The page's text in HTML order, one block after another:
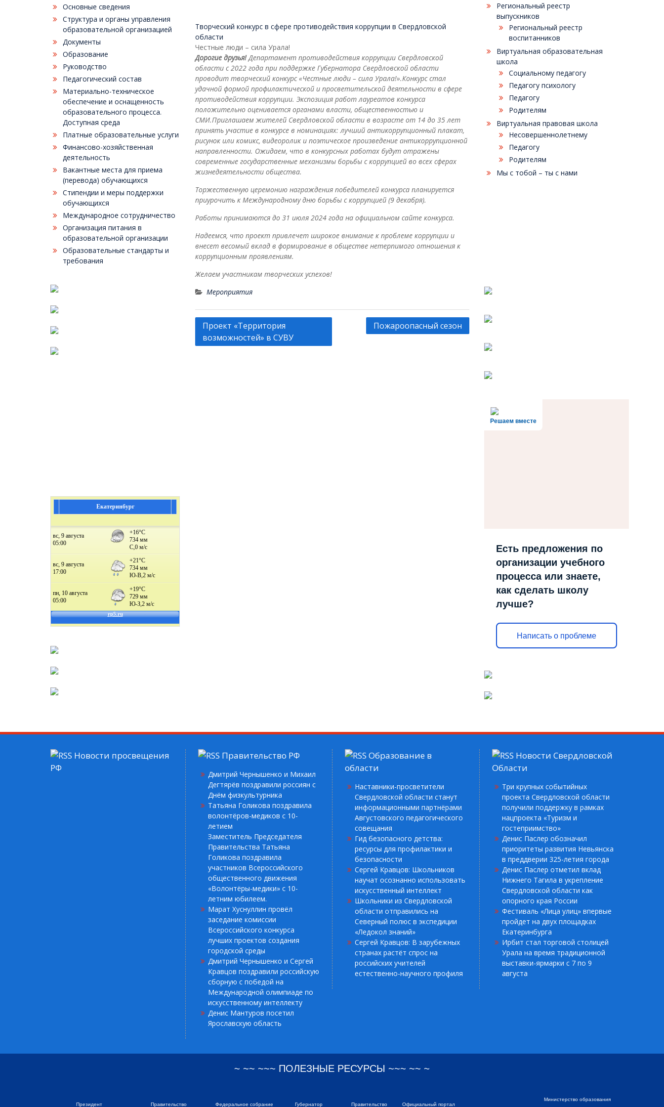
Творческий конкурс в сфере противодействия коррупции в Свердловской
области
Честные люди – сила Урала!
Дорогие друзья!Департамент противодействия коррупции Свердловской
области с 2022 года при поддержке Губернатора Свердловской области
проводит творческий конкурс «Честные люди – сила Урала!».Конкурс стал
удачной формой профилактической и просветительской деятельности в сфере
противодействия коррупции. Экспозиция работ лауреатов конкурса
положительно оценивается органами власти, общественностью и
СМИ.Приглашаем жителей Свердловской области в возрасте от 14 до 35 лет
принять участие в конкурсе в номинациях: лучший антикоррупционный плакат,
рисунок или комикс, видеоролик и поэтическое произведение антикоррупционной
направленности. Ожидаем, что в конкурсных работах будут отражены
современные государственные механизмы борьбы с коррупцией во всех сферах
жизнедеятельности общества.
Торжественную церемонию награждения победителей конкурса планируется
приурочить к Международному дню борьбы с коррупцией (9 декабря).
Работы принимаются до 31 июля 2024 года на официальном сайте конкурса.
Надеемся, что проект привлечет широкое внимание к проблеме коррупции и
внесет весомый вклад в формирование в обществе нетерпимого отношения к
коррупционным проявлениям.
Желаем участникам творческих успехов!
Мероприятия
Навигация
по
Проект «Территория
возможностей» в СУВУ
Пожароопасный сезон
Основные сведения
Структура и органы управления
образовательной организацией
Документы
Образование
Руководство
Педагогический состав
Материально-техническое
обеспечение и оснащенность
образовательного процесса.
Доступная среда
Платные образовательные услуги
Финансово-хозяйственная
деятельность
Вакантные места для приема
(перевода) обучающихся
Стипендии и меры поддержки
обучающихся
Международное сотрудничество
Организация питания в
образовательной организации
Образовательные стандарты и
требования
Екатеринбург
Региональный реестр
выпускников
Региональный реестр
воспитанников
Виртуальная образовательная
школа
Социальному педагогу
Педагогу психологу
Педагогу
Родителям
Виртуальная правовая школа
Несовершеннолетнему
Педагогу
Родителям
Мы с тобой – ты с нами
Решаем вместе
Есть предложения по
организации учебного
процесса или знаете,
как сделать школу
лучше?
Написать о проблеме
Новости просвещения
РФ
Правительство РФ
Дмитрий Чернышенко и Михаил
Дегтярёв поздравили россиян с
Днём физкультурника
Татьяна Голикова поздравила
волонтёров-медиков с 10-
летием
Заместитель Председателя
Правительства Татьяна
Голикова поздравила
участников Всероссийского
общественного движения
«Волонтёры-медики» с 10-
летним юбилеем.
Марат Хуснуллин провёл
заседание комиссии
Всероссийского конкурса
лучших проектов создания
городской среды
Дмитрий Чернышенко и Сергей
Кравцов поздравили российскую
сборную с победой на
Международной олимпиаде по
искусственному интеллекту
Денис Мантуров посетил
Ярославскую область
Образование в
области
Наставники-просветители
Свердловской области станут
информационными партнёрами
Августовского педагогического
совещания
Гид безопасного детства:
ресурсы для профилактики и
безопасности
Сергей Кравцов: Школьников
научат осознанно использовать
искусственный интеллект
Школьники из Свердловской
области отправились на
Северный полюс в экспедиции
«Ледокол знаний»
Сергей Кравцов: В зарубежных
странах растёт спрос на
российских учителей
естественно-научного профиля
Новости Свердловской
Области
Три крупных событийных
проекта Свердловской области
получили поддержку в рамках
нацпроекта «Туризм и
гостеприимство»
Денис Паслер обозначил
приоритеты развития Невьянска
в преддверии 325-летия города
Денис Паслер отметил вклад
Нижнего Тагила в укрепление
Свердловской области как
опорного края России
Фестиваль «Лица улиц» впервые
пройдет на двух площадках
Екатеринбурга
Ирбит стал торговой столицей
Урала на время традиционной
выставки-ярмарки с 7 по 9
августа
~ ~~ ~~~ ПОЛЕЗНЫЕ РЕСУРСЫ ~~~ ~~ ~
Президент Правительство Федеральное собрание Губернатор Правительство Официальный портал
Министерство образования